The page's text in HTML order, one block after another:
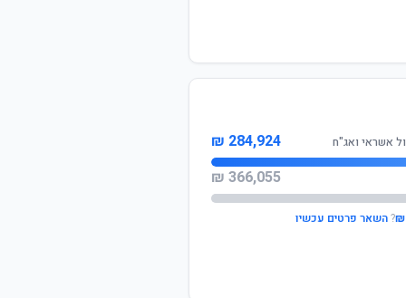
אשראי ואג"ח 284,924 ₪
366,055 ₪
?השאר פרטים עכשיו